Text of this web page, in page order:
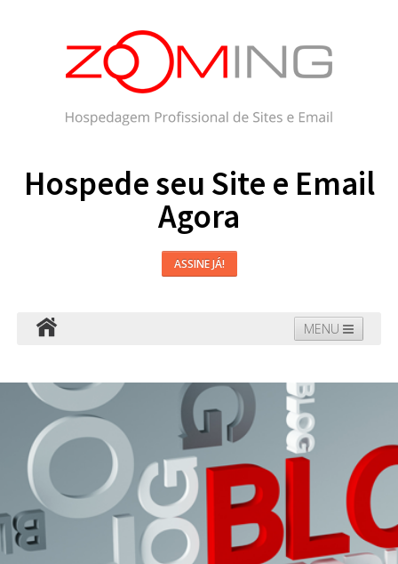
Hospede seu Site e Email
Agora
ASSINE JÁ!
MENU
Domínios Blog Suporte